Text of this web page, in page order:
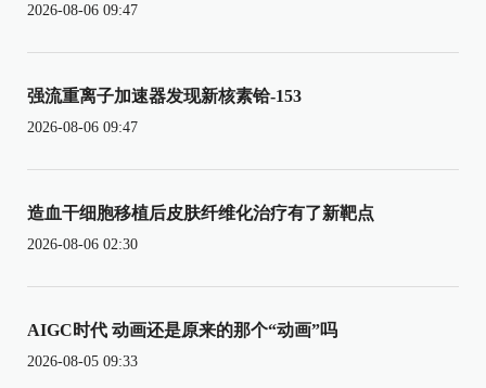
2026-08-06 09:47
强流重离子加速器发现新核素铪-153
2026-08-06 09:47
造血干细胞移植后皮肤纤维化治疗有了新靶点
2026-08-06 02:30
AIGC时代 动画还是原来的那个“动画”吗
2026-08-05 09:33